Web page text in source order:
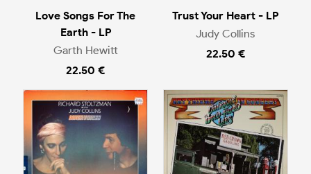
Love Songs For The
Earth - LP
Garth Hewitt
22.50 €
Trust Your Heart - LP
Judy Collins
22.50 €